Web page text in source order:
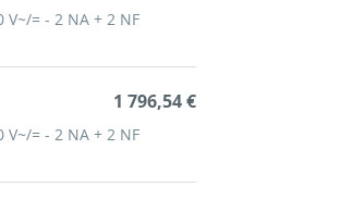
= - 2 NA + 2 NF
= - 2 NA + 2 NF
1 796,54 €